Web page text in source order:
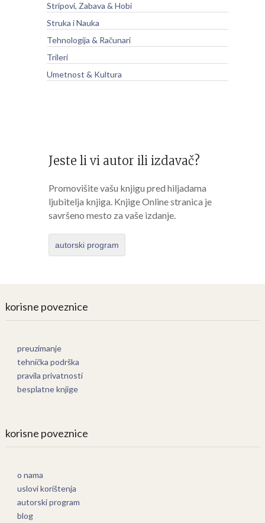
Stripovi, Zabava & Hobi
Struka i Nauka
Tehnologija & Računari
Trileri
Umetnost & Kultura
Jeste li vi autor ili izdavač?
Promovišite vašu knjigu pred hiljadama
ljubitelja knjiga. Knjige Online stranica je
savršeno mesto za vaše izdanje.
autorski program
korisne poveznice
preuzimanje
tehnička podrška
pravila privatnosti
besplatne knjige
korisne poveznice
o nama
uslovi korištenja
autorski program
blog